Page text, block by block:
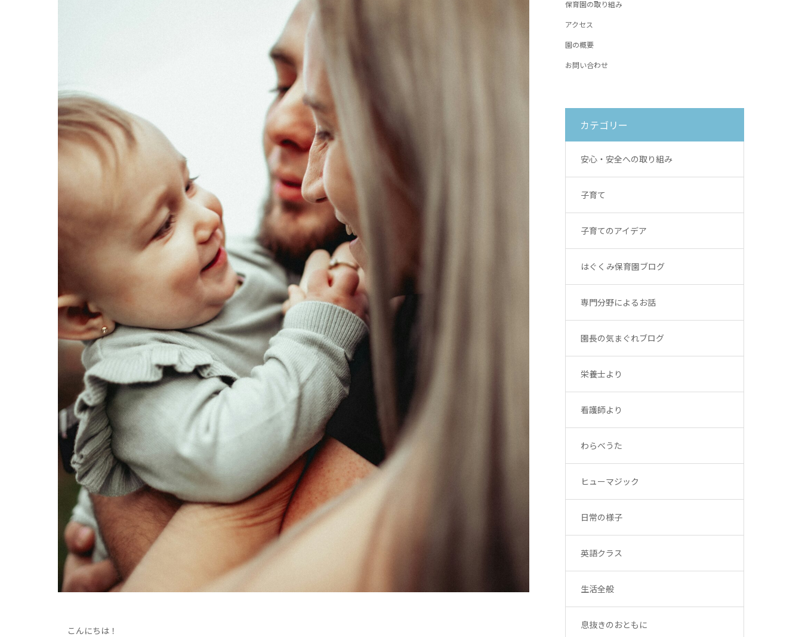
こんにちは！
保育園の取り組み
アクセス
園の概要
お問い合わせ
カテゴリー
安心・安全への取り組み
子育て
子育てのアイデア
はぐくみ保育園ブログ
専門分野によるお話
園長の気まぐれブログ
栄養士より
看護師より
わらべうた
ヒューマジック
日常の様子
英語クラス
生活全般
息抜きのおともに